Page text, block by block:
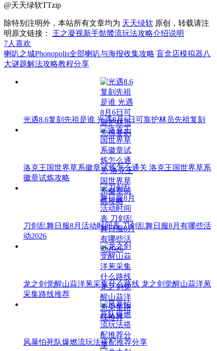
@天天绿软TTzip
除特别注明外，本站所有文章均为 天天绿软 原创，转载请注
明原文链接： 王之凝视新手骷髅流玩法攻略介绍说明
7人喜欢
喇叭之城Phonopolis全部喇叭与海报收集攻略 盲盒店模拟器八
大谜题解法攻略教程分享
光遇8.6复刻先祖是谁 光遇8月6日可靠护林员先祖复刻
洛克王国世界草系徽章试炼怎么通关 洛克王国世界草系
徽章试炼攻略
刀剑乱舞日服8月活动时间表 刀剑乱舞日服8月有哪些活
动2026
龙之剑觉醒山蒜洋葱采集什么路线 龙之剑觉醒山蒜洋葱
采集路线推荐
风暴怕死队爆燃流玩法搭配推荐分享